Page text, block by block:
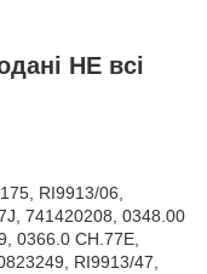
НЕ всі
RI9913/06,
741420208, 0348.00
0366.0 CH.77E,
RI9913/47,